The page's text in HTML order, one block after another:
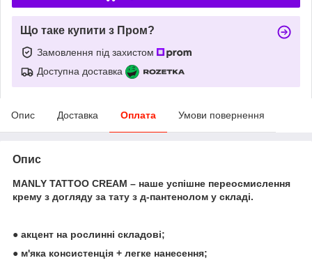
Що таке купити з Пром?
Замовлення під захистом
Доступна доставка
Опис Доставка Оплата Умови повернення
Опис
MANLY TATTOO CREAM – наше успішне переосмислення
крему з догляду за тату з д-пантенолом у складі.
● акцент на рослинні складові;
● м'яка консистенція + легке нанесення;